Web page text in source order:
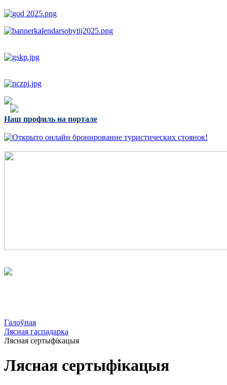
Наш профиль на портале
Галоўная
Лясная гаспадарка
Лясная сертыфікацыя
Лясная сертыфікацыя